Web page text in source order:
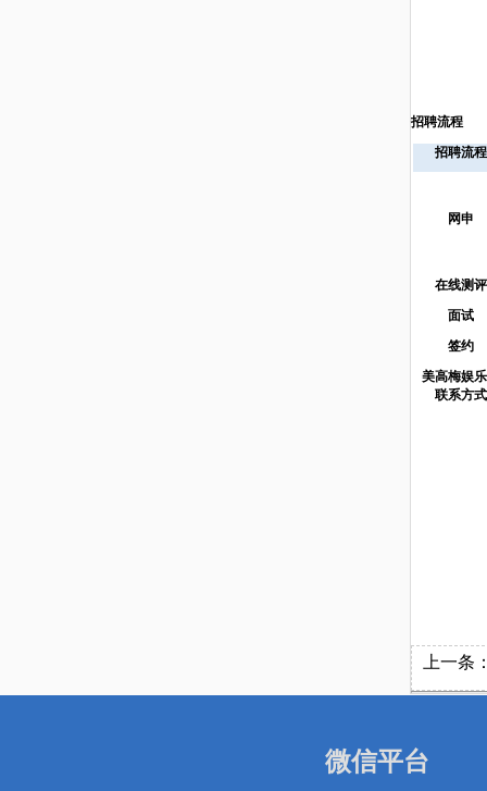
招聘流程
招聘流程
网申
在线测评
面试
签约
美高梅娱
联系方式
上一条
微信平台